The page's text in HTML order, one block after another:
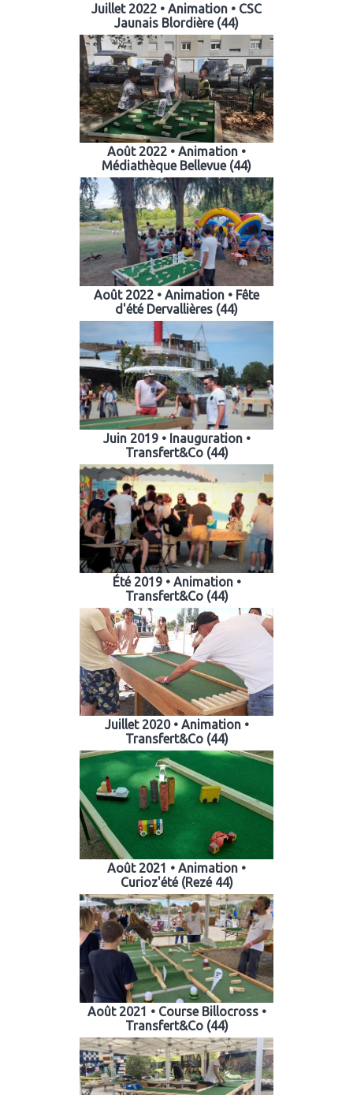
Juillet 2022 • Animation • CSC
Jaunais Blordière (44)
Août 2022 • Animation •
Médiathèque Bellevue (44)
Août 2022 • Animation • Fête
d'été Dervallières (44)
Juin 2019 • Inauguration •
Transfert&Co (44)
Été 2019 • Animation •
Transfert&Co (44)
Juillet 2020 • Animation •
Transfert&Co (44)
Août 2021 • Animation •
Curioz'été (Rezé 44)
Août 2021 • Course Billocross •
Transfert&Co (44)